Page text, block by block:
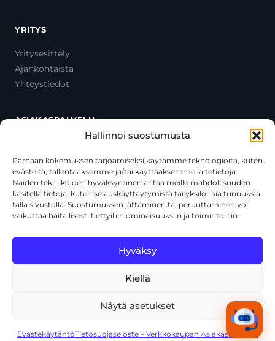
Hallinnoi suostumusta
Parhaan kokemuksen tarjoamiseksi käytämme teknologioita, kuten
evästeitä, tallentaaksemme ja/tai käyttääksemme laitetietoja.
Näiden tekniikoiden hyväksyminen antaa meille mahdollisuuden
käsitellä tietoja, kuten selauskäyttäytymistä tai yksilöllisiä tunnuksia
tällä sivustolla. Suostumuksen jättäminen tai peruuttaminen voi
vaikuttaa haitallisesti tiettyihin ominaisuuksiin ja toimintoihin.
Hyväksy
Kiellä
Näytä asetukset
EvästekäytäntöTietosuojaseloste – Verkkokaupan Asiakasrekisteri
YRITYS
Yritysesittely
Ajankohtaista
Yhteystiedot
ASIAKASPALVELU
Oma tili
Maksutavat
Toimitustavat
Usein kysytyt kysymykset
+358 44 270 3795
asiakaspalvelu@toolcat.fi
Käyttöehdot
Tekoälyn käyttö